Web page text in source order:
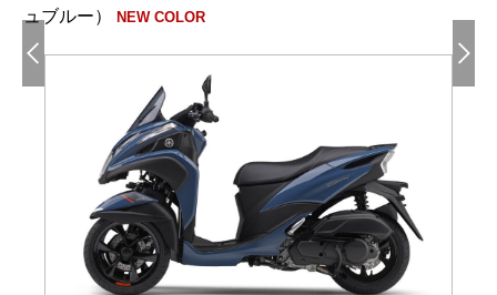
カラー＆スタイリング
価格・仕様
Webカタログ
ュブルー）
NEW COLOR